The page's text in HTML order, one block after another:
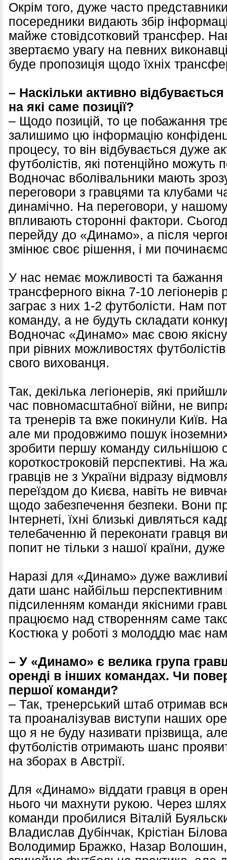
Окрім того, дуже часто представники
посередники видають збір
майже стовідсотковий трансфер.
звертаємо увагу на певних
буде пропозиція щодо їхніх
– Наскільки активно
на які саме позиції?
– Щодо позицій, то це побажання
залишимо цю інформацію
процесу, то він відбувається дуже
футболістів, які потенційно
Водночас вболівальники мають
переговори з гравцями та клубами
динамічно. На переговори, у
впливають сторонні фактори.
перейду до «Динамо», а після
змінює своє рішення, і ми
У нас немає можливості та бажання
трансферного вікна 7-10 легіонерів
заграє з них 1-2 футболісти. Нам
команду, а не будуть складати
Водночас «Динамо» має свою
при рівних можливостях
свого вихованця.
Так, декілька легіонерів, які
час повномасштабної війни, не
та тренерів та вже покинули Київ.
але ми продовжимо пошук іноземних
зробити першу команду сильнішою
короткостроковій перспективі. На
гравців не з України відразу
переїздом до Києва, навіть не
щодо забезпечення безпеки. Вони
Інтернеті, їхні близькі дивляться
телебаченню й переконати гравця
попит не тільки з нашої країни,
Наразі для «Динамо» дуже
дати шанс найбільш перспективним
підсиленням команди якісними
працюємо над створенням саме
Костюка у роботі з молоддю має
– У «Динамо» є велика група
оренді в інших командах. Чи
першої команди?
– Так, тренерський штаб отримав
та проаналізував виступи наших
що я не буду називати прізвища,
футболістів отримають шанс
на зборах в Австрії.
Для «Динамо» віддати гравця в
нього чи махнути рукою. Через
команди пробилися Віталій
Владислав Дубінчак, Крістіан
Володимир Бражко, Назар